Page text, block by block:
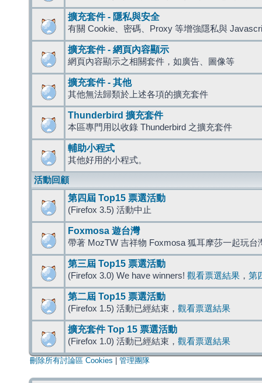
擴充套件 - 隱私與安全
有關 Cookie、密碼、Proxy 等增強隱私與
擴充套件 - 網頁內容顯示
網頁內容顯示之相關套件，如廣告、圖像等
擴充套件 - 其他
其他無法歸類於上述各項的擴充套件
Thunderbird 擴充套件
本區專門用以收錄 Thunderbird 之擴充套件
輔助小程式
其他好用的小程式。
活動回顧
第四屆 Top15 票選活動
(Firefox 3.5) 活動中止
Foxmosa 遊台灣
帶著 MozTW 吉祥物 Foxmosa 狐耳摩莎一起玩台
第三屆 Top15 票選活動
(Firefox 3.0) We have winners! 觀看票選結果 ， 第
第二屆 Top15 票選活動
(Firefox 1.5) 活動已經結束， 觀看票選結果
擴充套件 Top 15 票選活動
(Firefox 1.0) 活動已經結束， 觀看票選結果
刪除所有討論區 Cookies 管理團隊